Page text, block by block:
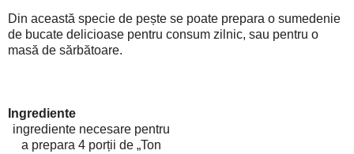
Din această specie de pește se poate prepara o sumedenie
de bucate delicioase pentru consum zilnic, sau pentru o
masă de sărbătoare.
Ingrediente
ingrediente necesare pentru
a prepara 4 porții de Ton